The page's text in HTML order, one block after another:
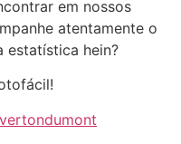
em nossos
atentamente o
estatística hein?